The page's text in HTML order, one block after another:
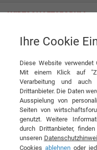
DRH Deutsche Rohstoff
KONTAKT
Ihre Cookie
Diese Website verwendet
Mit einem Klick auf
Verarbeitung und
Drittanbieter. Die Daten
Ausspielung von
Seiten von
genutzt. Weitere
durch Drittanbieter,
unseren
Cookies ablehnen oder